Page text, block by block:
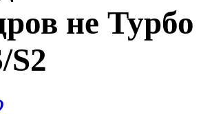
не Турбо
S2